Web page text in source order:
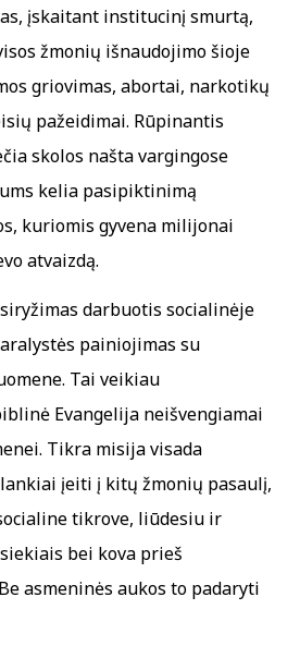
įskaitant institucinį smurtą,
žmonių išnaudojimo šioje
griovimas, abortai, narkotikų
pažeidimai. Rūpinantis
skolos našta vargingose
kelia pasipiktinimą
kuriomis gyvena milijonai
atvaizdą.
darbuotis socialinėje
painiojimas su
Tai veikiau
Evangelija neišvengiamai
Tikra misija visada
įeiti į kitų žmonių pasaulį,
tikrove, liūdesiu ir
bei kova prieš
asmeninės aukos to padaryti